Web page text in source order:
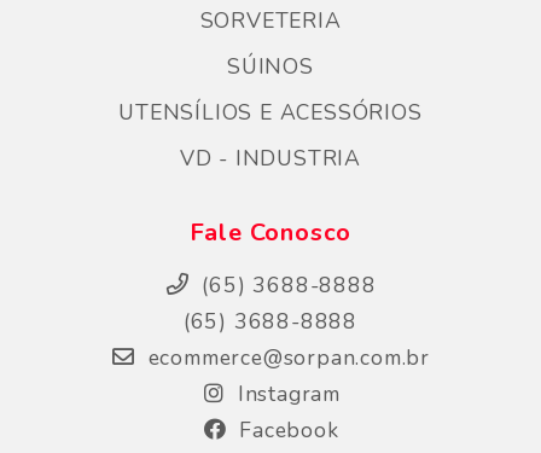
SORVETERIA
SÚINOS
UTENSÍLIOS E ACESSÓRIOS
VD - INDUSTRIA
Fale Conosco
(65) 3688-8888
(65) 3688-8888
ecommerce@sorpan.com.br
Instagram
Facebook